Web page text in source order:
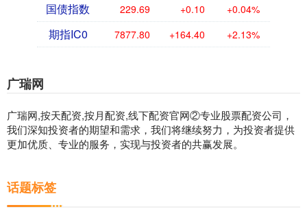
国债指数 229.69 +0.10 +0.04%
期指IC0 7877.80 +164.40 +2.13%
广瑞网
广瑞网,按天配资,按月配资,线下配资官网②专业股票配资公司，
我们深知投资者的期望和需求，我们将继续努力，为投资者提供
更加优质、专业的服务，实现与投资者的共赢发展。
话题标签